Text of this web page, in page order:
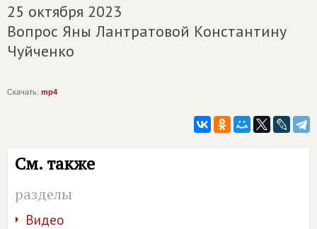
25 октября 2023
Вопрос Яны Лантратовой Константину
Чуйченко
Скачать: mp4
См. также
разделы
Видео